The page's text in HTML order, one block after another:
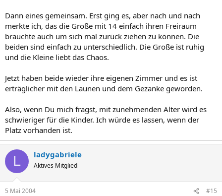
Dann eines gemeinsam. Erst ging es, aber nach und nach
merkte ich, das die Große mit 14 einfach ihren Freiraum
brauchte auch um sich mal zurück ziehen zu können. Die
beiden sind einfach zu unterschiedlich. Die Große ist ruhig
und die Kleine liebt das Chaos.
Jetzt haben beide wieder ihre eigenen Zimmer und es ist
erträglicher mit den Launen und dem Gezanke geworden.
Also, wenn Du mich fragst, mit zunehmenden Alter wird es
schwieriger für die Kinder. Ich würde es lassen, wenn der
Platz vorhanden ist.
L ladygabriele
Aktives Mitglied
5 Mai 2004 #15